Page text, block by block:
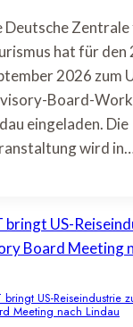
Deutsche
hat für den
2026 zum
Board-
eingeladen. Die
wird
bringt US-Reiseindustrie
Meeting nach Lindau